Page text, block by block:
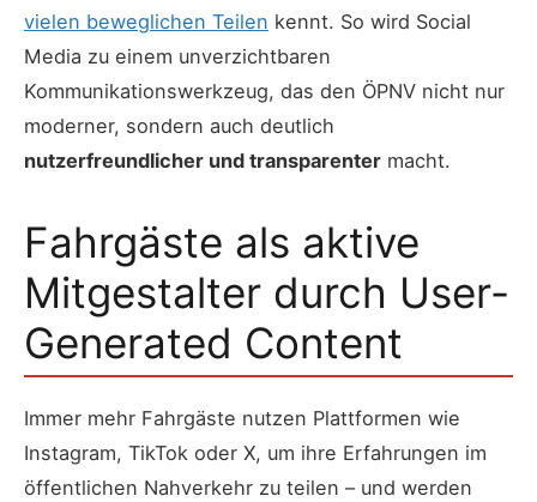
vielen beweglichen Teilen kennt. So wird Social
Media zu einem unverzichtbaren
Kommunikationswerkzeug, das den ÖPNV nicht nur
moderner, sondern auch deutlich
nutzerfreundlicher und transparenter macht.
Fahrgäste als aktive
Mitgestalter durch User-
Generated Content
Immer mehr Fahrgäste nutzen Plattformen wie
Instagram, TikTok oder X, um ihre Erfahrungen im
öffentlichen Nahverkehr zu teilen – und werden